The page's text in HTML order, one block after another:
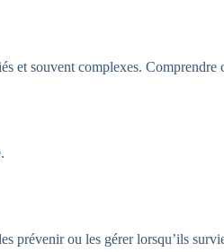
et souvent complexes. Comprendre
prévenir ou les gérer lorsqu’ils